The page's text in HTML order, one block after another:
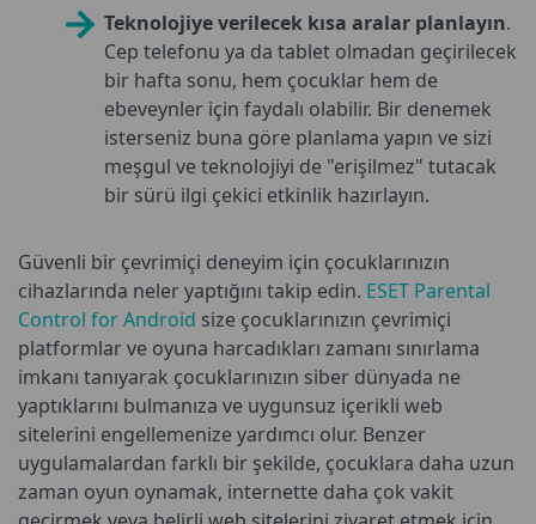
Teknolojiye verilecek kısa aralar planlayın.
Cep telefonu ya da tablet olmadan geçirilecek
bir hafta sonu, hem çocuklar hem de
ebeveynler için faydalı olabilir. Bir denemek
isterseniz buna göre planlama yapın ve sizi
meşgul ve teknolojiyi de "erişilmez" tutacak
bir sürü ilgi çekici etkinlik hazırlayın.
Güvenli bir çevrimiçi deneyim için çocuklarınızın
cihazlarında neler yaptığını takip edin. ESET Parental
Control for Android size çocuklarınızın çevrimiçi
platformlar ve oyuna harcadıkları zamanı sınırlama
imkanı tanıyarak çocuklarınızın siber dünyada ne
yaptıklarını bulmanıza ve uygunsuz içerikli web
sitelerini engellemenize yardımcı olur. Benzer
uygulamalardan farklı bir şekilde, çocuklara daha uzun
zaman oyun oynamak, internette daha çok vakit